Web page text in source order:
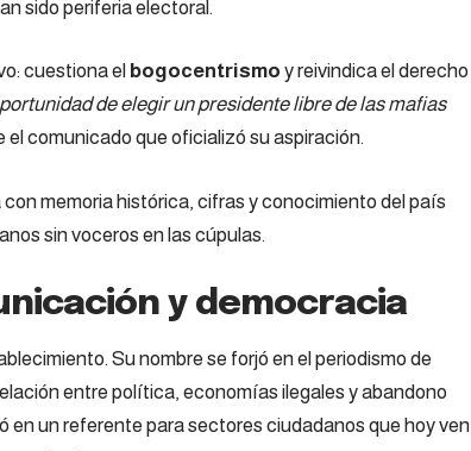
sido periferia electoral.
cuestiona el bogocentrismo y reivindica el derecho
de elegir un presidente libre de las mafias
el comunicado que oficializó su aspiración.
memoria histórica, cifras y conocimiento del país
sin voceros en las cúpulas.
y democracia
Su nombre se forjó en el periodismo de
entre política, economías ilegales y abandono
en un referente para sectores ciudadanos que hoy ven